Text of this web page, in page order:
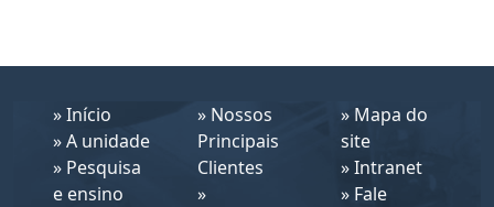
»Início
»A unidade
» Pesquisa
e ensino
» Nossos
Principais
Clientes
»
» Mapa do
site
»Intranet
» Fale